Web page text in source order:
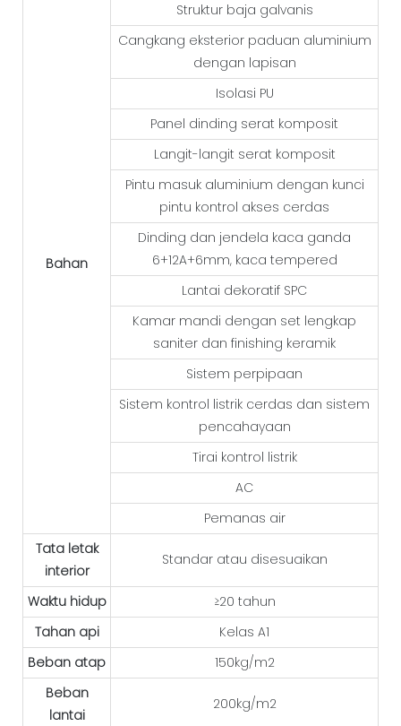
Bahan
Struktur baja galvanis
Cangkang eksterior paduan aluminium
dengan lapisan
Isolasi PU
Panel dinding serat komposit
Langit-langit serat komposit
Pintu masuk aluminium dengan kunci
pintu kontrol akses cerdas
Dinding dan jendela kaca ganda
6+12A+6mm, kaca tempered
Lantai dekoratif SPC
Kamar mandi dengan set lengkap
saniter dan finishing keramik
Sistem perpipaan
Sistem kontrol listrik cerdas dan sistem
pencahayaan
Tirai kontrol listrik
AC
Pemanas air
Tata letak
interior
Standar atau disesuaikan
Waktu hidup
≥20 tahun
Tahan api
Kelas A1
Beban atap
150kg/m2
Beban
lantai
200kg/m2